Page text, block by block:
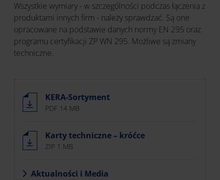
Wszystkie wymiary - w szczególności podczas łączenia z
produktami innych firm - należy sprawdzać. Są one
opracowane na podstawie danych normy EN 295 oraz
programu certyfikacji ZP WN 295. Możliwe są zmiany
techniczne.
KERA-Sortyment
PDF 14 MB
Karty techniczne – króćce
ZIP 1 MB
Aktualności i Media